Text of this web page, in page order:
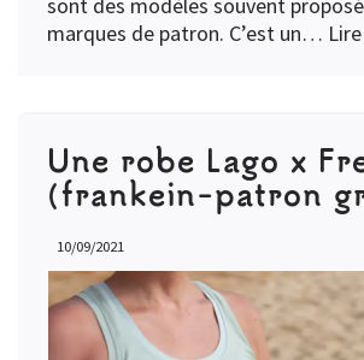
sont des modèles souvent
marques de patron. C’est un…
Une robe Lago x
(frankein-patron
10/09/2021